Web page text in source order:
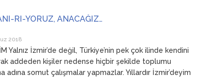
RI-YORUZ, ANACAĞIZ…
2018
Yalnız İzmir’de değil, Türkiye’nin pek çok ilinde kendini
addeden kişiler nedense hiçbir şekilde toplumu
adına somut çalışmalar yapmazlar. Yıllardır İzmir’deyim